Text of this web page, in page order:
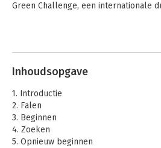
Green Challenge, een internationale
Inhoudsopgave
1. Introductie
2. Falen
3. Beginnen
4. Zoeken
5. Opnieuw beginnen